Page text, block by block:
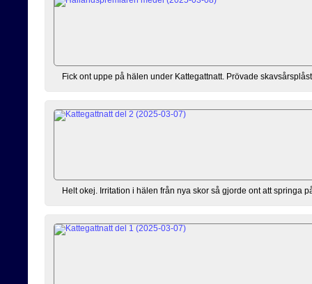
Fick ont uppe på hälen under Kattegattnatt. Prövade
Helt okej. Irritation i hälen från nya skor så gjorde ont att springa